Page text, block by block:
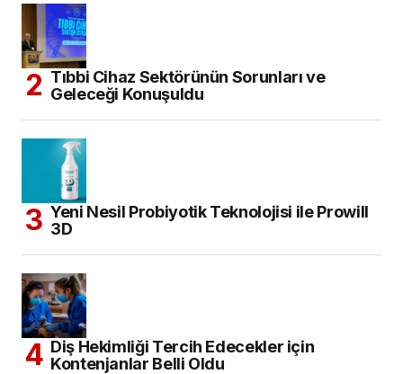
Tıbbi Cihaz Sektörünün Sorunları ve
Geleceği Konuşuldu
Yeni Nesil Probiyotik Teknolojisi ile Prowill
3D
Diş Hekimliği Tercih Edecekler için
Kontenjanlar Belli Oldu